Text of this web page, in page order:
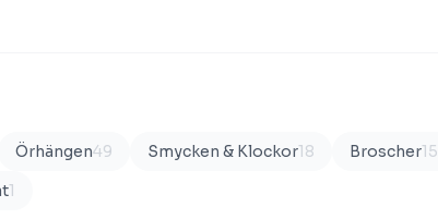
Örhängen49 Smycken & Klockor18 Broscher15
1